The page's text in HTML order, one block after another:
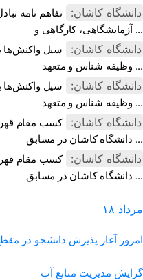
دانشگاه کاشان:
تفاهم نامه
آزمایشگاهی، کارگاهی و ...
دانشگاه کاشان:
سیل واکنش‌ها
وظیفه شناس و متعهد ...
دانشگاه کاشان:
سیل واکنش‌ها
وظیفه شناس و متعهد ...
دانشگاه کاشان:
کسب مقام
دانشگاه کاشان در مسابق ...
دانشگاه کاشان:
کسب مقام
دانشگاه کاشان در مسابق ...
۱۸ مرداد
امروز آغاز پذیرش دانشجو در
گرایش مدیریت منابع آب